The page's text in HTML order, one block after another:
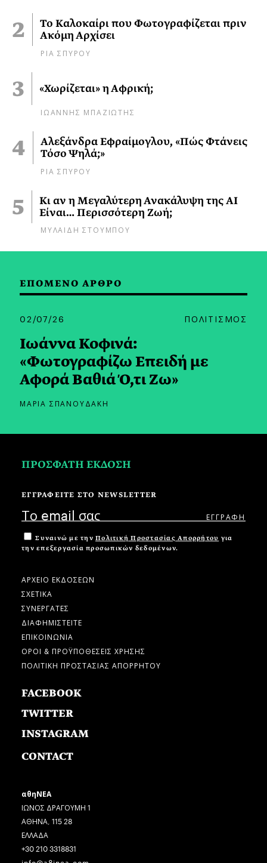
Το Καλοκαίρι που Φωτογραφίζεται πριν
Ακόμη Αρχίσει
ΡΙΑ ΣΠΥΡΟΥ
«Χωρίζεται» η Αφρική;
ΙΩΑΝΝΗΣ ΜΠΑΖΙΩΤΗΣ
Αλεξάνδρα Εφραίμογλου, «Πώς Φτάνεις
Τόσο Ψηλά;»
ΡΙΑ ΣΠΥΡΟΥ
Κι αν η Μεγαλύτερη Ανακάλυψη της AI
Είναι… Περισσότερη Ζωή;
ΜΥΛΑΙΔΗ ΣΤΟΥΜΠΟΥ
ΕΠΟΜΕΝΟ ΑΡΘΡΟ
02/07/26 ΠΟΛΙΤΙΣΜΟΣ
Ιωάννα Κοφινά:
«Φωτογραφίζω Επειδή με
Αφορά Βαθιά Ό,τι Ζω»
ΜΑΡΙΑ ΣΠΑΝΟΥΔΑΚΗ
ΠΡΟΣΦΑΤΗ ΕΚΔΟΣΗ
ΕΓΓΡΑΦΕΙΤΕ ΣΤΟ NEWSLETTER
Συναινώ με την Πολιτική Προστασίας Απορρήτου για
την επεξεργασία προσωπικών δεδομένων.
ΑΡΧΕΙΟ ΕΚΔΟΣΕΩΝ
ΣΧΕΤΙΚΑ
ΣΥΝΕΡΓΑΤΕΣ
ΔΙΑΦΗΜΙΣΤΕΙΤΕ
ΕΠΙΚΟΙΝΩΝΙΑ
ΟΡΟΙ & ΠΡΟΫΠΟΘΕΣΕΙΣ ΧΡΗΣΗΣ
ΠΟΛΙΤΙΚΗ ΠΡΟΣΤΑΣΙΑΣ ΑΠΟΡΡΗΤΟΥ
FACEBOOK
TWITTER
INSTAGRAM
CONTACT
αθηΝΕΑ
ΙΩΝΟΣ ΔΡΑΓΟΥΜΗ 1
ΑΘΗΝΑ, 115 28
ΕΛΛΑΔΑ
+30 210 3318831